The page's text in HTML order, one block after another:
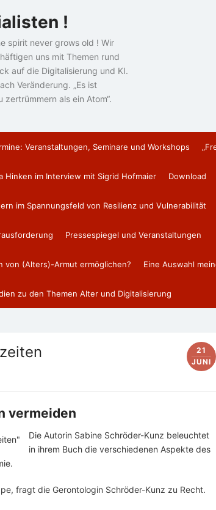
!
spirit never grows old ! Wir
uns mit Themen rund
auf die Digitalisierung und KI.
Veränderung. „Es ist
als ein Atom“.
Veranstaltungen, Seminare und Workshops
Hinken im Interview mit Sigrid Hofmaier Download
im Spannungsfeld von Resilienz und Vulnerabilität
Pressespiegel und Veranstaltungen
von (Alters)-Armut ermöglichen? Eine Auswahl
zu den Themen Alter und Digitalisierung
21
JUNI
vermeiden
Die Autorin Sabine Schröder-Kunz beleuchtet
in ihrem Buch die verschiedenen Aspekte des
fragt die Gerontologin Schröder-Kunz zu Recht.